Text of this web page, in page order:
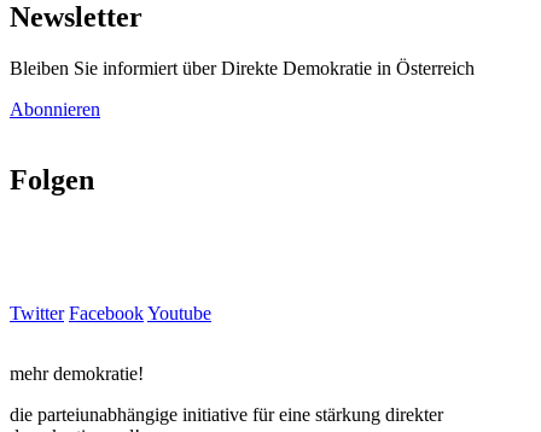
Newsletter
Bleiben Sie informiert über Direkte Demokratie in Österreich
Abonnieren
Folgen
Twitter FacebookYoutube
mehr demokratie!
die parteiunabhängige initiative für eine stärkung direkter